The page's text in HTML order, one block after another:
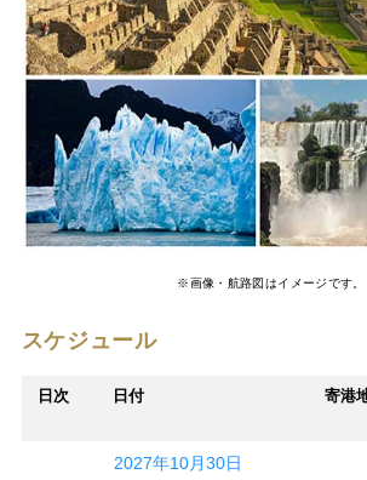
※画像・航路図はイメージです。
スケジュール
日次 日付 寄港
2027年10月30日